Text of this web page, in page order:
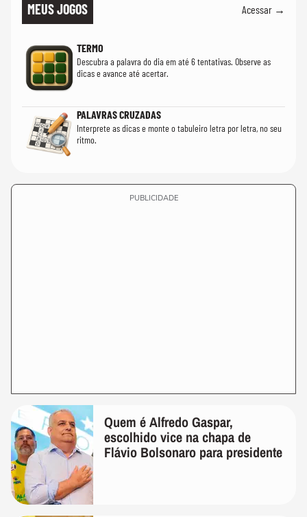
MEUS JOGOS Acessar →
TERMO
Descubra a palavra do dia em até 6 tentativas. Observe as
dicas e avance até acertar.
PALAVRAS CRUZADAS
Interprete as dicas e monte o tabuleiro letra por letra, no seu
ritmo.
PUBLICIDADE
Quem é Alfredo Gaspar,
escolhido vice na chapa de
Flávio Bolsonaro para presidente